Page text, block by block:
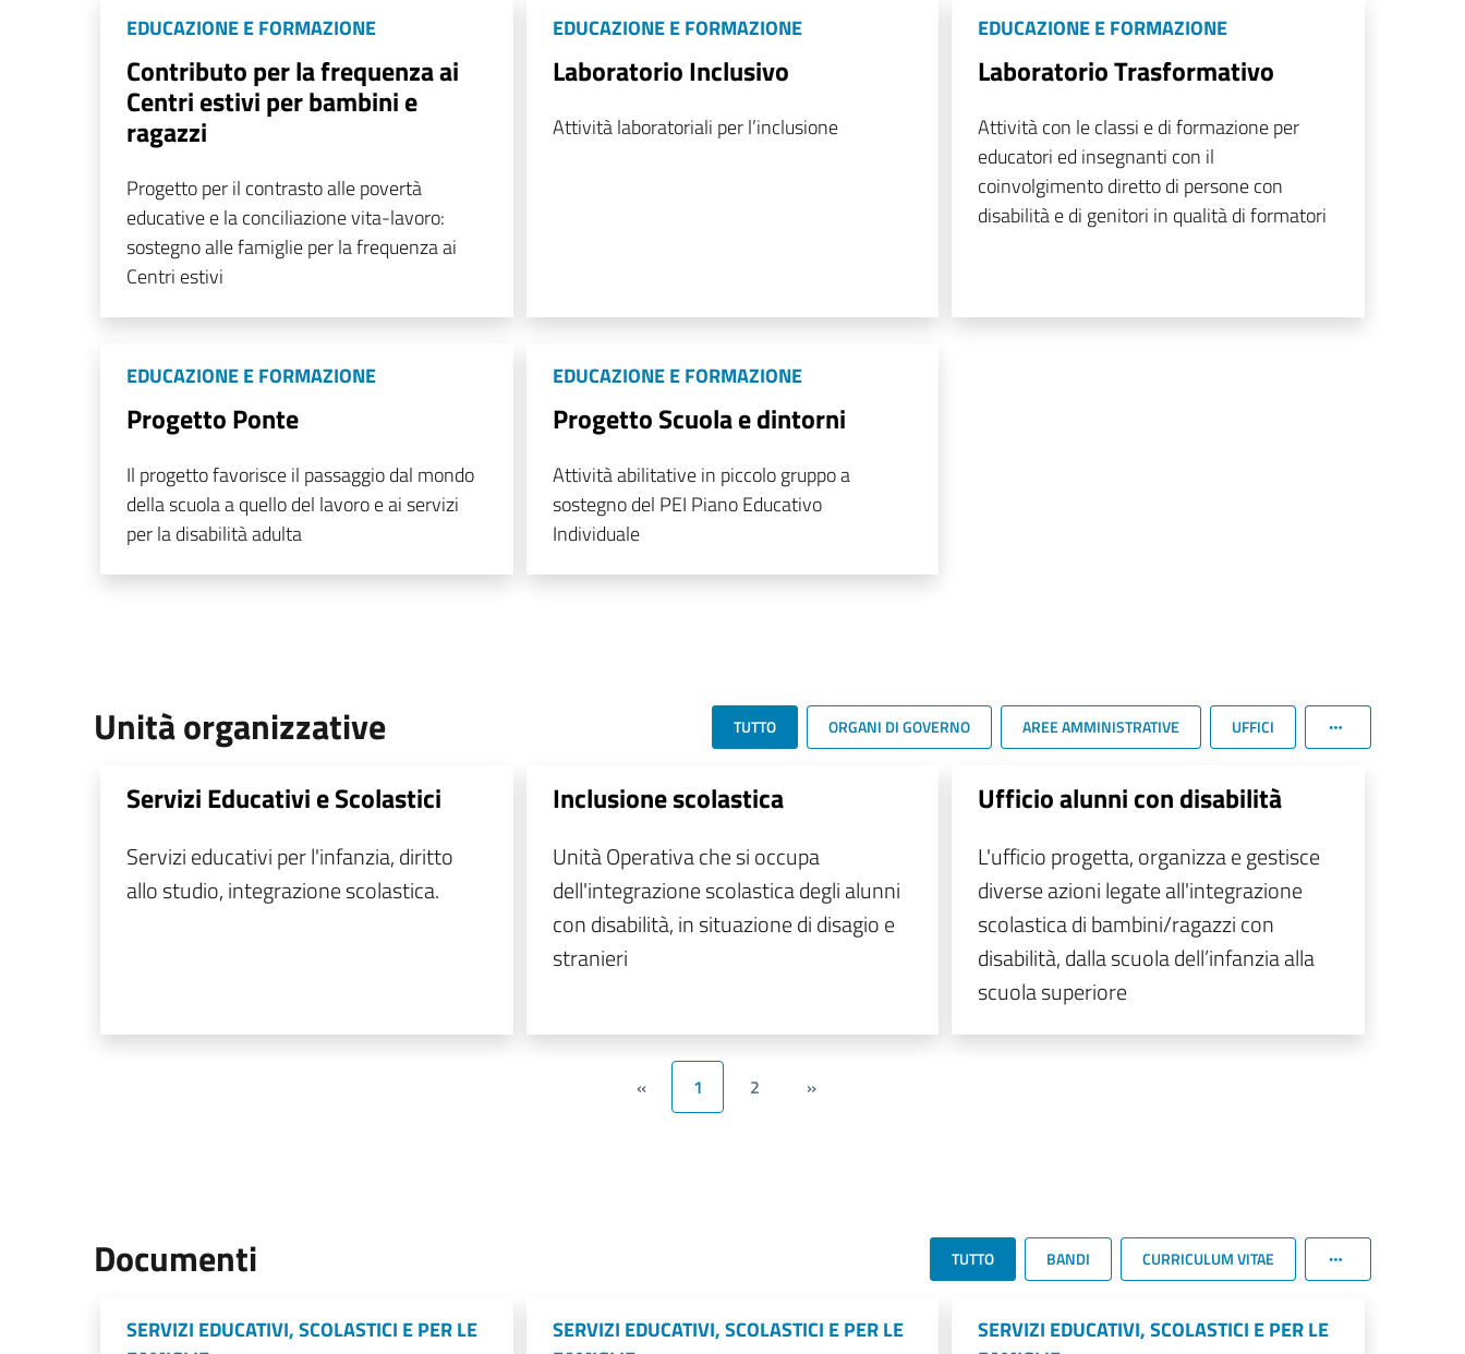
EDUCAZIONE E FORMAZIONE
Contributo per la frequenza ai
Centri estivi per bambini e
ragazzi
Progetto per il contrasto alle povertà
educative e la conciliazione vita-lavoro:
sostegno alle famiglie per la frequenza ai
Centri estivi
EDUCAZIONE E FORMAZIONE
Laboratorio Inclusivo
Attività laboratoriali per l’inclusione
EDUCAZIONE E FORMAZIONE
Laboratorio Trasformativo
Attività con le classi e di formazione per
educatori ed insegnanti con il
coinvolgimento diretto di persone con
disabilità e di genitori in qualità di formatori
EDUCAZIONE E FORMAZIONE
Progetto Ponte
Il progetto favorisce il passaggio dal mondo
della scuola a quello del lavoro e ai servizi
per la disabilità adulta
EDUCAZIONE E FORMAZIONE
Progetto Scuola e dintorni
Attività abilitative in piccolo gruppo a
sostegno del PEI Piano Educativo
Individuale
Unità organizzative TUTTO ORGANI DI GOVERNO AREE AMMINISTRATIVE UFFICI
Servizi Educativi e Scolastici
Servizi educativi per l'infanzia, diritto
allo studio, integrazione scolastica.
Inclusione scolastica
Unità Operativa che si occupa
dell'integrazione scolastica degli alunni
con disabilità, in situazione di disagio e
stranieri
Ufficio alunni con disabilità
L'ufficio progetta, organizza e gestisce
diverse azioni legate all'integrazione
scolastica di bambini/ragazzi con
disabilità, dalla scuola dell’infanzia alla
scuola superiore
« 1 2 »
Documenti TUTTO BANDI CURRICULUM VITAE
SERVIZI EDUCATIVI, SCOLASTICI E PER LE
SERVIZI EDUCATIVI, SCOLASTICI E PER LE
SERVIZI EDUCATIVI, SCOLASTICI E PER LE